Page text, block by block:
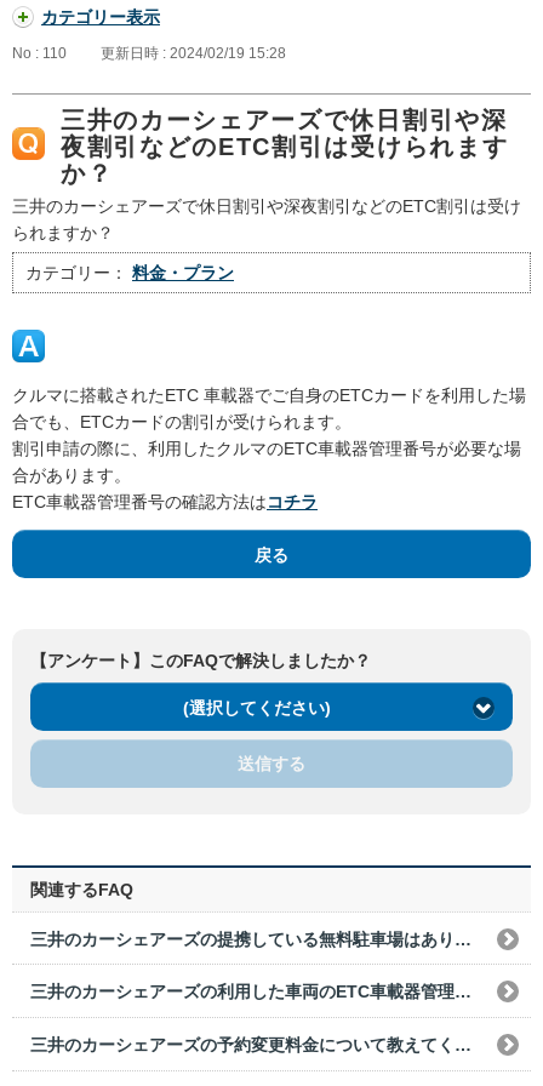
カテゴリー表示
No : 110 更新日時 : 2024/02/19 15:28
三井のカーシェアーズで休日割引や深
夜割引などのETC割引は受けられます
か？
三井のカーシェアーズで休日割引や深夜割引などのETC割引は受け
られますか？
カテゴリー： 料金・プラン
クルマに搭載されたETC 車載器でご自身のETCカードを利用した場
合でも、ETCカードの割引が受けられます。
割引申請の際に、利用したクルマのETC車載器管理番号が必要な場
合があります。
ETC車載器管理番号の確認方法はコチラ
戻る
【アンケート】このFAQで解決しましたか？
(選択してください)
送信する
関連するFAQ
三井のカーシェアーズの提携している無料駐車場はありますか？
三井のカーシェアーズの利用した車両のETC車載器管理番号の確認方法を教えてください。
三井のカーシェアーズの予約変更料金について教えてください。